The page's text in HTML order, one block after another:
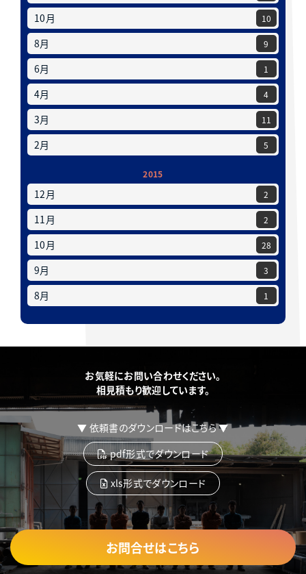
10月 10
8月 9
6月 1
4月 4
3月 11
2月 5
2015
12月 2
11月 2
10月 28
9月 3
8月 1
お気軽にお問い合わせください。
相見積もり歓迎しています。
▼ 依頼書のダウンロードはこちら ▼
pdf形式でダウンロード
xls形式でダウンロード
お問合せはこちら